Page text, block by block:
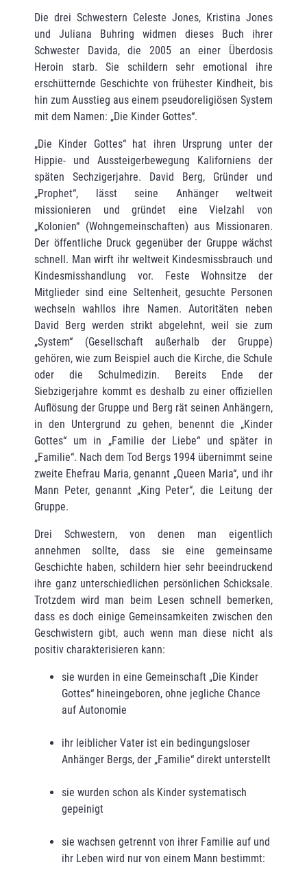
Die drei Schwestern Celeste Jones, Kristina Jones
und Juliana Buhring widmen dieses Buch ihrer
Schwester Davida, die 2005 an einer Überdosis
Heroin starb. Sie schildern sehr emoti­onal ihre
erschütternde Geschichte von frühester Kindheit, bis
hin zum Ausstieg aus einem pseudoreligiösen System
mit dem Namen: „Die Kinder Gottes“.
„Die Kinder Gottes“ hat ihren Ursprung unter der
Hippie- und Aussteigerbewegung Kalifor­niens der
späten Sechzigerjahre. David Berg, Gründer und
„Prophet“, lässt seine Anhänger weltweit
missionieren und gründet eine Vielzahl von
„Kolonien“ (Wohngemeinschaften) aus Missionaren.
Der öffentliche Druck gegenüber der Gruppe wächst
schnell. Man wirft ihr weltweit Kindesmissbrauch und
Kindesmisshandlung vor. Feste Wohnsitze der
Mitglieder sind eine Seltenheit, gesuchte Personen
wechseln wahllos ihre Namen. Autoritäten neben
David Berg werden strikt abgelehnt, weil sie zum
„System“ (Gesellschaft außerhalb der Gruppe)
gehören, wie zum Beispiel auch die Kirche, die Schule
oder die Schulmedizin. Bereits Ende der
Siebzigerjahre kommt es deshalb zu einer offiziellen
Auflösung der Gruppe und Berg rät seinen Anhängern,
in den Untergrund zu gehen, benennt die „Kinder
Gottes“ um in „Familie der Liebe“ und später in
„Familie“. Nach dem Tod Bergs 1994 übernimmt seine
zweite Ehefrau Maria, genannt „Queen Maria“, und ihr
Mann Peter, genannt „King Peter“, die Leitung der
Gruppe.
Drei Schwestern, von denen man eigentlich
annehmen sollte, dass sie eine gemeinsame
Geschichte haben, schildern hier sehr beeindruckend
ihre ganz unterschiedlichen persön­lichen Schicksale.
Trotzdem wird man beim Lesen schnell bemerken,
dass es doch einige Gemeinsamkeiten zwischen den
Geschwistern gibt, auch wenn man diese nicht als
positiv charakterisieren kann:
sie wurden in eine Gemeinschaft „Die Kinder
Gottes“ hineingeboren, ohne jegliche Chance
auf Autonomie
ihr leiblicher Vater ist ein bedingungsloser
Anhänger Bergs, der „Familie“ direkt unterstellt
sie wurden schon als Kinder systematisch
gepeinigt
sie wachsen getrennt von ihrer Familie auf und
ihr Leben wird nur von einem Mann bestimmt: